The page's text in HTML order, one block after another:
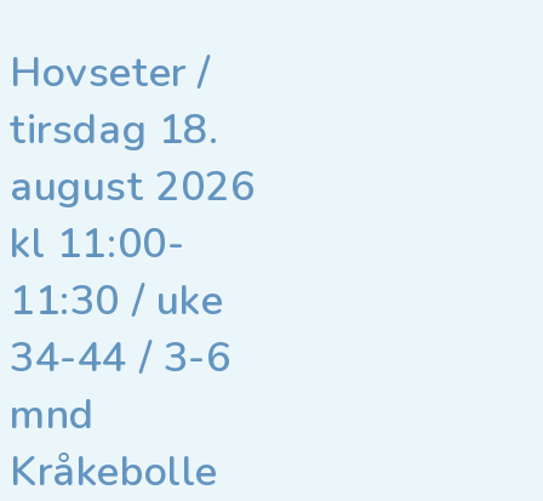
Hovseter /
tirsdag 18.
august 2026
kl 11:00-
11:30 / uke
34-44 / 3-6
mnd
Kråkebolle